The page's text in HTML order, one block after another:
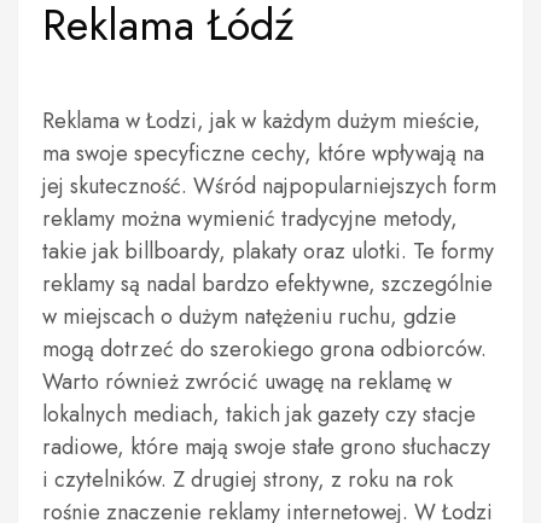
Reklama Łódź
Reklama w Łodzi, jak w każdym dużym mieście,
ma swoje specyficzne cechy, które wpływają na
jej skuteczność. Wśród najpopularniejszych form
reklamy można wymienić tradycyjne metody,
takie jak billboardy, plakaty oraz ulotki. Te formy
reklamy są nadal bardzo efektywne, szczególnie
w miejscach o dużym natężeniu ruchu, gdzie
mogą dotrzeć do szerokiego grona odbiorców.
Warto również zwrócić uwagę na reklamę w
lokalnych mediach, takich jak gazety czy stacje
radiowe, które mają swoje stałe grono słuchaczy
i czytelników. Z drugiej strony, z roku na rok
rośnie znaczenie reklamy internetowej. W Łodzi